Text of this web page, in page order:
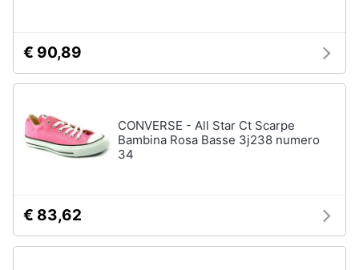
€ 90,89
CONVERSE - All Star Ct Scarpe
Bambina Rosa Basse 3j238 numero
34
€ 83,62